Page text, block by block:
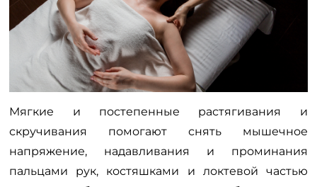
Мягкие и постепенные растягивания и
скручивания помогают снять мышечное
напряжение, надавливания и проминания
пальцами рук, костяшками и локтевой частью